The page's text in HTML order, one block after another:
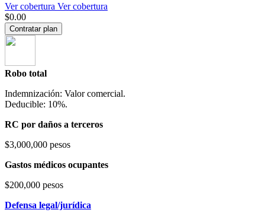
Ver cobertura Ver cobertura
$0.00
Contratar plan
Robo total
Indemnización: Valor comercial.
Deducible: 10%.
RC por daños a terceros
$3,000,000 pesos
Gastos médicos ocupantes
$200,000 pesos
Defensa legal/jurídica